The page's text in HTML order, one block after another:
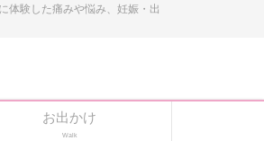
体験した痛みや悩み、妊娠・出
お出かけ
Walk